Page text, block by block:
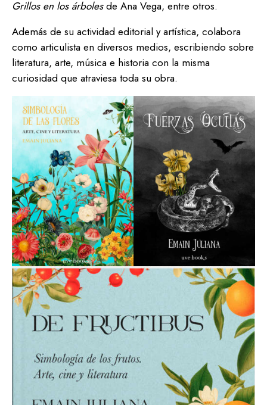
Grillos en los árbolesde Ana Vega, entre otros.
Además de su actividad editorial y artística, colabora
como articulista en diversos medios, escribiendo sobre
literatura, arte, música e historia con la misma
curiosidad que atraviesa toda su obra.